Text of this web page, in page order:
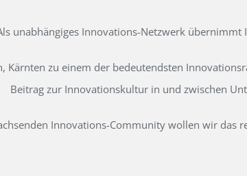
unabhängiges Innovations-Netzwerk
Kärnten zu einem der bedeutendsten
Beitrag zur Innovationskultur in und zwischen
Innovations-Community wollen wir